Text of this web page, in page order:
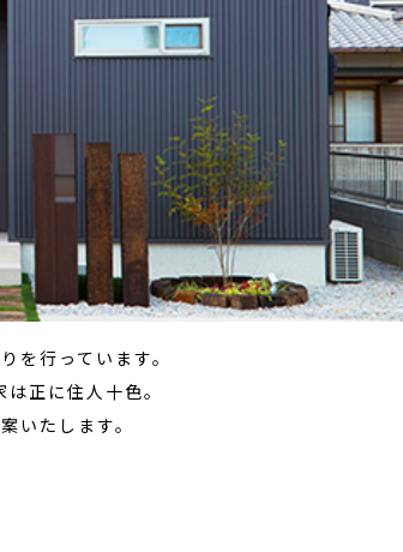
を行っています。
正に住人十色。
いたします。